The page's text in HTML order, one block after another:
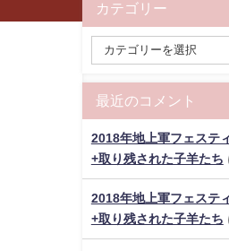
カテゴリー
最近のコメント
2018年地上軍フェステ
+取り残された子羊たち
2018年地上軍フェステ
+取り残された子羊たち